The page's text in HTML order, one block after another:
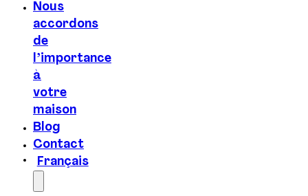
Nous
accordons
de
l’importance
à
votre
maison
Blog
Contact
Français